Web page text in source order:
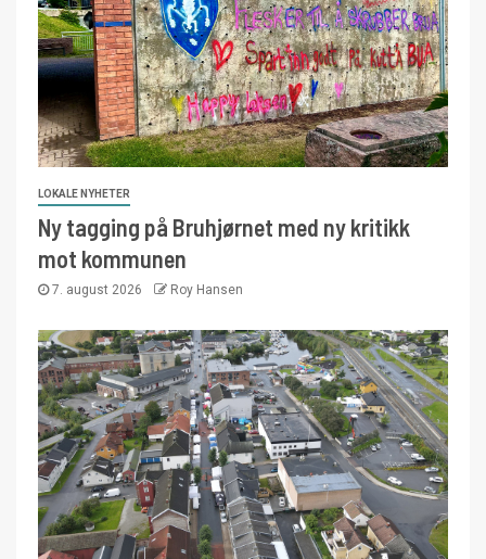
LOKALE NYHETER
Ny tagging på Bruhjørnet med ny kritikk
mot kommunen
7. august 2026 Roy Hansen